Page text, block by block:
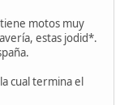
motos muy
estas jodid*.
cual termina el